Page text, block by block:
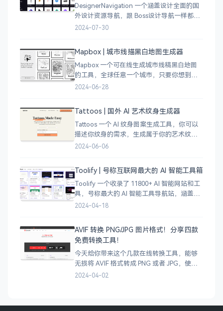
DesignerNavigation 一个涵盖设计全面的国
外设计资源导航，跟 Boss设计导航一样都是
分门别类的划分设计灵感、资讯、UI 资源、
2024-07-30
Mapbox | 城市线描黑白地图生成器
Mapbox 一个可在线生成城市线稿黑白地图
的工具，全球任意一个城市，只要你想到的
城市，直接搜索城市名称，自动生成该城市
成了
2024-06-28
Tattoos | 国外 AI 艺术纹身生成器
Tattoos 一个 AI 纹身图案生成工具，你可以
描述你纹身的需求，生成属于你的艺术纹身
图案，通过艺术表达自己，让纹身不仅仅是
2024-06-06
Toolify | 号称互联网最大的 AI 智能工具箱
Toolify 一个收录了 11800+ AI 智能网站和工
具，号称最大的 AI 智能工具导航站，涵盖了
AI 图像、AI 写作、AI 音视频工具、聊天机器
2024-04-18
AVIF 转换 PNG/JPG 图片格式！分享四款
免费转换工具！
今天给你带来这个几款在线转换工具，能够
无损将 AVIF 格式转成 PNG 或者 JPG，使用
很简单，只需将 AVIF 图像拖拽上传即可完成
2024-04-02